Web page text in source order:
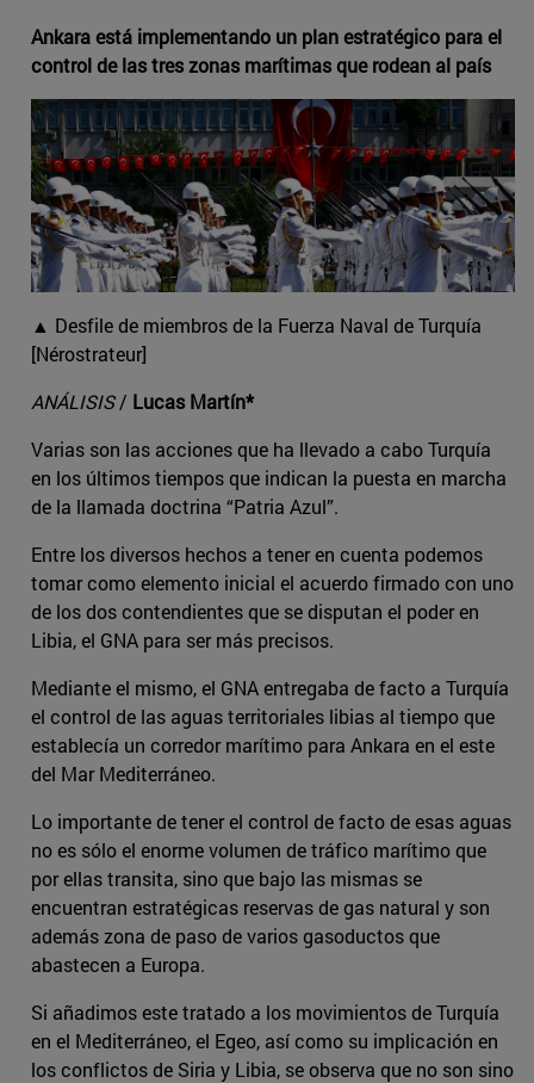
Ankara está implementando un plan estratégico para el
control de las tres zonas marítimas que rodean al país
▲ Desfile de miembros de la Fuerza Naval de Turquía
[Nérostrateur]
ANÁLISIS/ Lucas Martín*
Varias son las acciones que ha llevado a cabo Turquía
en los últimos tiempos que indican la puesta en marcha
de la llamada doctrina “Patria Azul”.
Entre los diversos hechos a tener en cuenta podemos
tomar como elemento inicial el acuerdo firmado con uno
de los dos contendientes que se disputan el poder en
Libia, el GNA para ser más precisos.
Mediante el mismo, el GNA entregaba de facto a Turquía
el control de las aguas territoriales libias al tiempo que
establecía un corredor marítimo para Ankara en el este
del Mar Mediterráneo.
Lo importante de tener el control de facto de esas aguas
no es sólo el enorme volumen de tráfico marítimo que
por ellas transita, sino que bajo las mismas se
encuentran estratégicas reservas de gas natural y son
además zona de paso de varios gasoductos que
abastecen a Europa.
Si añadimos este tratado a los movimientos de Turquía
en el Mediterráneo, el Egeo, así como su implicación en
los conflictos de Siria y Libia, se observa que no son sino